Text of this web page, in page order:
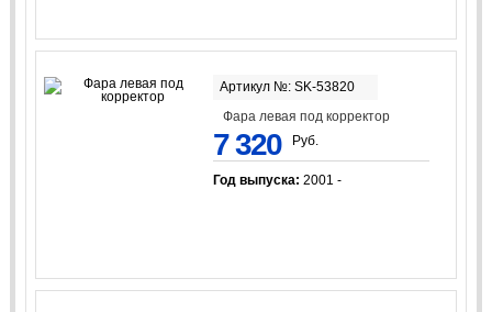
Артикул №: SK-53820
Фара левая под корректор
7 320 Руб.
Год выпуска: 2001 -